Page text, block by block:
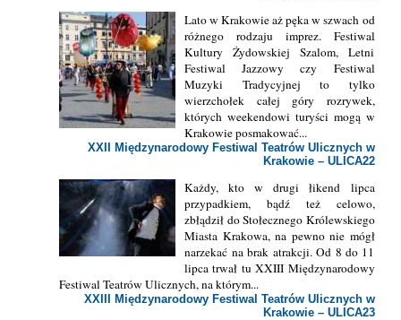
Lato w Krakowie aż pęka w szwach od
różnego rodzaju imprez. Festiwal
Kultury Żydowskiej Szalom, Letni
Festiwal Jazzowy czy Festiwal
Muzyki Tradycyjnej to tylko
wierzchołek całej góry rozrywek,
których weekendowi turyści mogą w
Krakowie posmakować...
XXII Międzynarodowy Festiwal Teatrów Ulicznych w
Krakowie – ULICA22
Każdy, kto w drugi łikend lipca
przypadkiem, bądź też celowo,
zbłądził do Stołecznego Królewskiego
Miasta Krakowa, na pewno nie mógł
narzekać na brak atrakcji. Od 8 do 11
lipca trwał tu XXIII Międzynarodowy
Festiwal Teatrów Ulicznych, na którym...
XXIII Międzynarodowy Festiwal Teatrów Ulicznych w
Krakowie – ULICA23